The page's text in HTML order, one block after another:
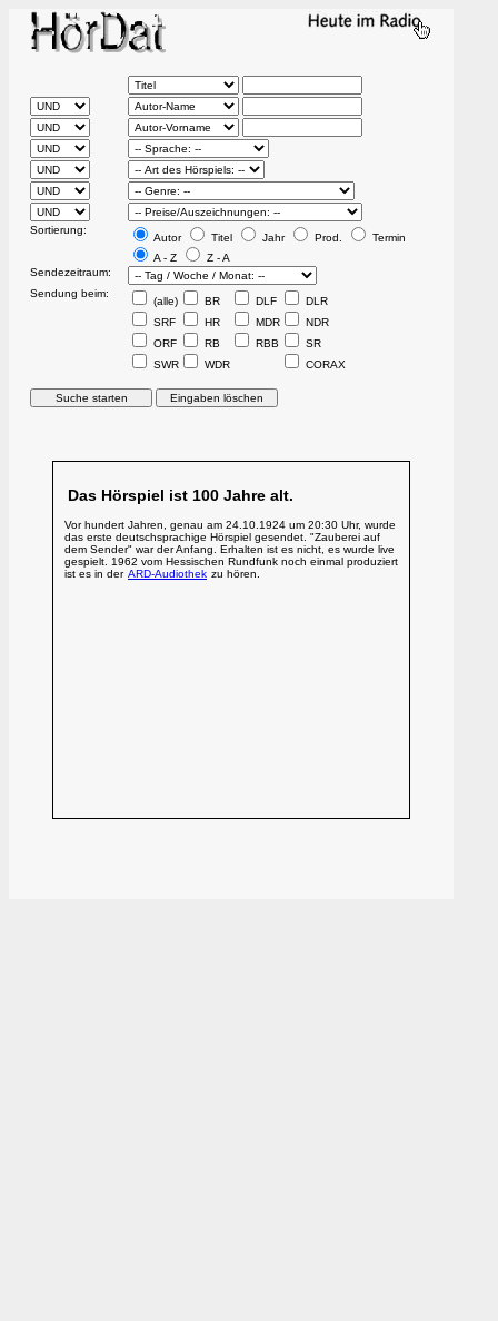
Sortierung:
Autor Titel Jahr Prod.
Termin
A - Z
Z - A
Sendezeitraum:
Sendung beim:
(alle) BR DLF
DLR
SRF
HR MDR
NDR
ORF
RB RBB
SR
SWR
WDR CORAX
Das Hörspiel ist 100 Jahre alt.
Vor hundert Jahren, genau am 24.10.1924 um 20:30 Uhr, wurde
das erste deutschsprachige Hörspiel gesendet. "Zauberei auf
dem Sender" war der Anfang. Erhalten ist es nicht, es wurde live
gespielt. 1962 vom Hessischen Rundfunk noch einmal produziert
ist es in der ARD-Audiothek zu hören.